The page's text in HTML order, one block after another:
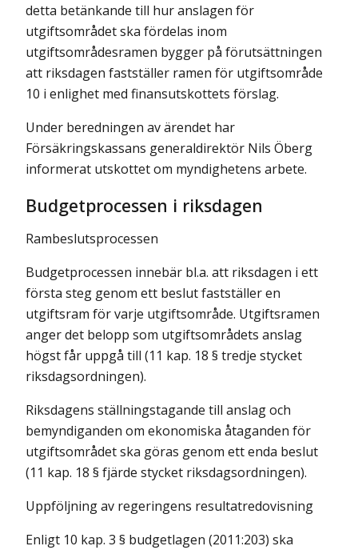
detta betänkande till hur anslagen för
utgiftsområdet ska fördelas inom
utgiftsområdesramen bygger på förutsättningen
att riksdagen fastställer ramen för utgiftsområde
10 i enlighet med finansutskottets förslag.
Under beredningen av ärendet har
Försäkringskassans generaldirektör Nils Öberg
informerat utskottet om myndighetens arbete.
Budgetprocessen i riksdagen
Rambeslutsprocessen
Budgetprocessen innebär bl.a. att riksdagen i ett
första steg genom ett beslut fastställer en
utgiftsram för varje utgiftsområde. Utgiftsramen
anger det belopp som utgiftsområdets anslag
högst får uppgå till (11 kap. 18 § tredje stycket
riksdagsordningen).
Riksdagens ställningstagande till anslag och
bemyndiganden om ekono­miska åtaganden för
utgiftsområdet ska göras genom ett enda beslut
(11 kap. 18 § fjärde stycket riksdagsordningen).
Uppföljning av regeringens resultatredovisning
Enligt 10 kap. 3 § budgetlagen (2011:203) ska